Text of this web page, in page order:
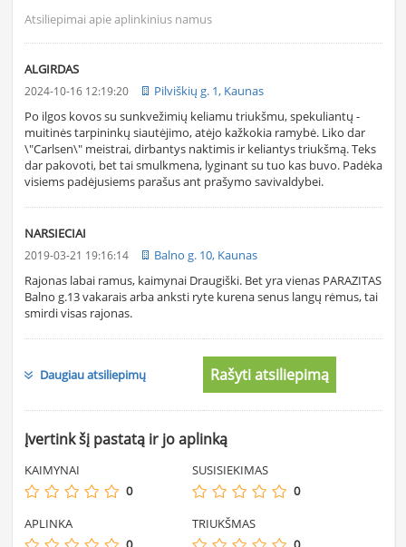
Atsiliepimai apie aplinkinius namus
ALGIRDAS
2024-10-16 12:19:20
Pilviškių g. 1, Kaunas
Po ilgos kovos su sunkvežimių keliamu triukšmu, spekuliantų -
muitinės tarpininkų siautėjimo, atėjo kažkokia ramybė. Liko dar
\"Carlsen\" meistrai, dirbantys naktimis ir keliantys triukšmą. Teks
dar pakovoti, bet tai smulkmena, lyginant su tuo kas buvo. Padėka
visiems padėjusiems parašus ant prašymo savivaldybei.
NARSIECIAI
2019-03-21 19:16:14
Balno g. 10, Kaunas
Rajonas labai ramus, kaimynai Draugiški. Bet yra vienas PARAZITAS
Balno g.13 vakarais arba anksti ryte kurena senus langų rėmus, tai
smirdi visas rajonas.
Daugiau atsiliepimų Rašyti atsiliepimą
Įvertink šį pastatą ir jo aplinką
KAIMYNAI
0
SUSISIEKIMAS
0
APLINKA
TRIUKŠMAS